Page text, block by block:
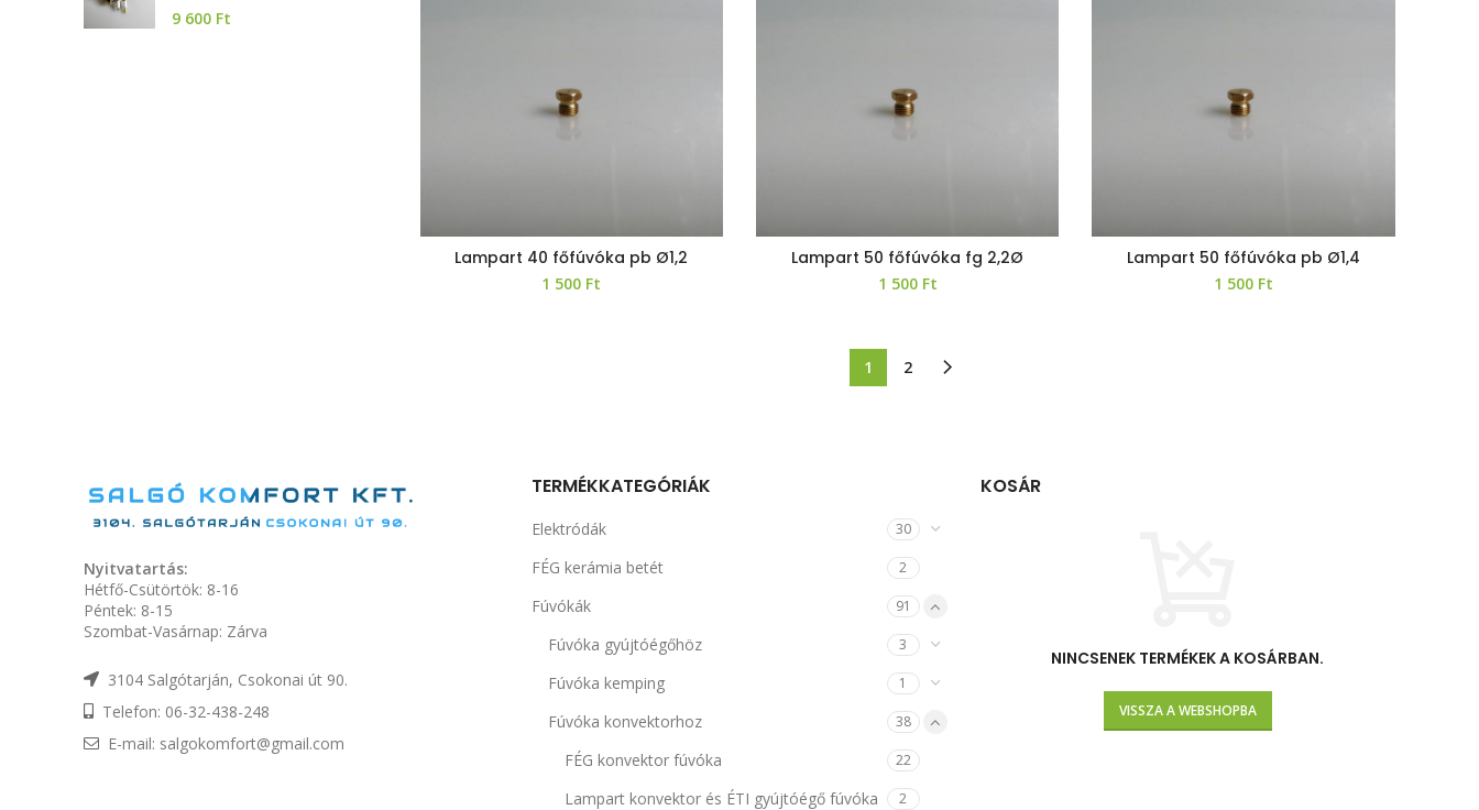
9 600 Ft
Lampart 40 főfúvóka pb Ø1,2
1 500 Ft
Lampart 50 főfúvóka fg 2,2Ø
1 500 Ft
Lampart 50 főfúvóka pb Ø1,4
1 500 Ft
1 2
Nyitvatartás:
Hétfő-Csütörtök: 8-16
Péntek: 8-15
Szombat-Vasárnap: Zárva
3104 Salgótarján, Csokonai út 90.
Telefon: 06-32-438-248
E-mail: salgokomfort@gmail.com
TERMÉKKATEGÓRIÁK
Elektródák 30
FÉG kerámia betét 2
Fúvókák 91
Fúvóka gyújtóégőhöz 3
Fúvóka kemping 1
Fúvóka konvektorhoz 38
FÉG konvektor fúvóka 22
Lampart konvektor és ÉTI gyújtóégő fúvóka 2
KOSÁR
NINCSENEK TERMÉKEK A KOSÁRBAN.
VISSZA A WEBSHOPBA